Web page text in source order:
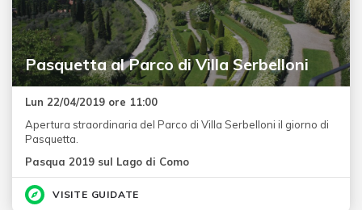
Pasquetta al Parco di Villa Serbelloni
Lun 22/04/2019 ore 11:00
Apertura straordinaria del Parco di Villa Serbelloni il giorno di
Pasquetta.
Pasqua 2019 sul Lago di Como
VISITE GUIDATE